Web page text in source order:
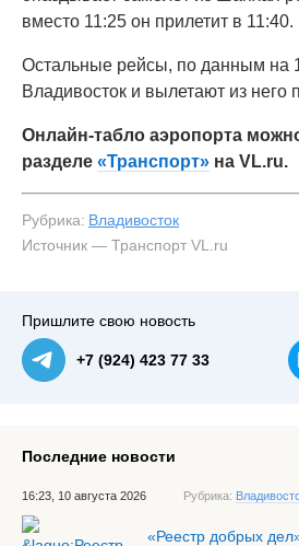
вместо 11:25 он прилетит в 11:40.
Остальные рейсы, по данным на
Владивосток и вылетают из него
Онлайн-табло аэропорта
разделе «Транспорт» на VL.ru.
Рубрика: Владивосток
Источник — Транспорт VL.ru
Пришлите свою новость
+7 (924) 423 77 33
Последние новости
16:23, 10 августа 2026 Рубрика:
«Реестр добрых